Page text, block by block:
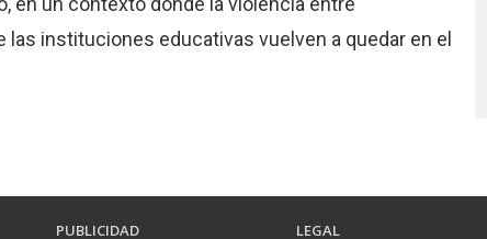
instituciones educativas vuelven a quedar en el
PUBLICIDAD LEGAL